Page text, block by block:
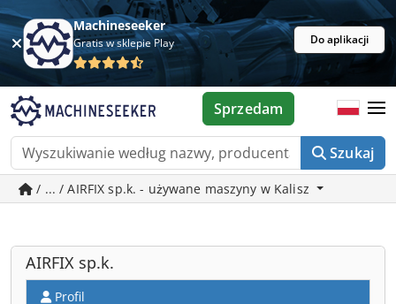
Machineseeker
Gratis w sklepie Play Do aplikacji
Szukaj
Sprzedam
/ ... / AIRFIX sp.k. - używane maszyny w Kalisz
AIRFIX sp.k.
Profil